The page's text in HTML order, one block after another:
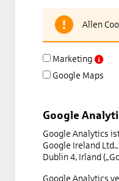
Allen
Marketing
Google Maps
Google
Google Analytics
Google Ireland
Dublin 4, Irland
Google Analytics